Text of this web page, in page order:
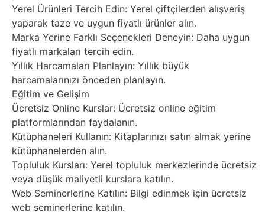
Yerel Ürünleri Tercih Edin: Yerel çiftçilerden alışveriş
yaparak taze ve uygun fiyatlı ürünler alın.
Marka Yerine Farklı Seçenekleri Deneyin: Daha uygun
fiyatlı markaları tercih edin.
Yıllık Harcamaları Planlayın: Yıllık büyük
harcamalarınızı önceden planlayın.
Eğitim ve Gelişim
Ücretsiz Online Kurslar: Ücretsiz online eğitim
platformlarından faydalanın.
Kütüphaneleri Kullanın: Kitaplarınızı satın almak yerine
kütüphanelerden alın.
Topluluk Kursları: Yerel topluluk merkezlerinde ücretsiz
veya düşük maliyetli kurslara katılın.
Web Seminerlerine Katılın: Bilgi edinmek için ücretsiz
web seminerlerine katılın.